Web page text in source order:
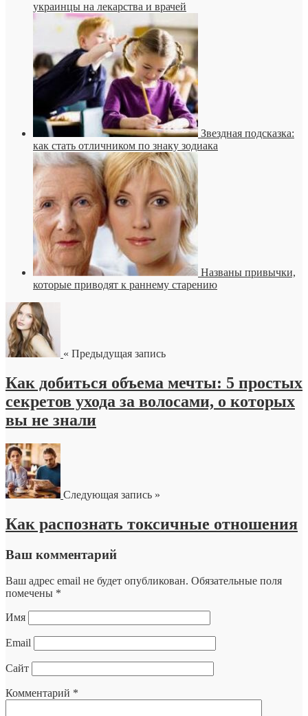
украинцы на лекарства и врачей
Звездная подсказка:
как стать отличником по знаку зодиака
Названы привычки,
которые приводят к раннему старению
« Предыдущая запись
Как добиться объема мечты: 5 простых
секретов ухода за волосами, о которых
вы не знали
Следующая запись »
Как распознать токсичные отношения
Ваш комментарий
Ваш адрес email не будет опубликован. Обязательные поля
помечены *
Имя
Email
Сайт
Комментарий *